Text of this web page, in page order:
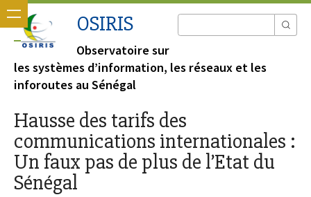
OSIRIS
Observatoire sur
les systèmes d’information, les réseaux et les
inforoutes au Sénégal
Hausse des tarifs des
communications internationales :
Un faux pas de plus de l’Etat du
Sénégal